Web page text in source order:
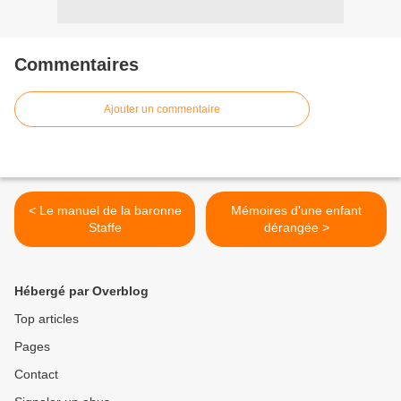
Commentaires
Ajouter un commentaire
< Le manuel de la baronne
Staffe
Mémoires d'une enfant
dérangée >
Hébergé par Overblog
Top articles
Pages
Contact